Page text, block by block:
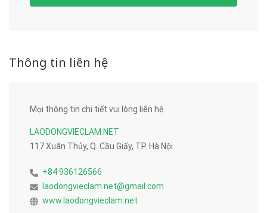
Thông tin liên hệ
Mọi thông tin chi tiết vui lòng liên hệ
LAODONGVIECLAM.NET
117 Xuân Thủy, Q. Cầu Giấy, TP. Hà Nội
+84 936126566
laodongvieclam.net@gmail.com
www.laodongvieclam.net